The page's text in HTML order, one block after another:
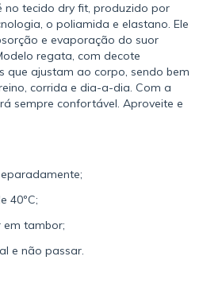
no tecido dry fit, produzido por
o poliamida e elastano. Ele
e evaporação do suor
regata, com decote
que ajustam ao corpo, sendo bem
corrida e dia-a-dia. Com a
sempre confortável. Aproveite e
40ºC;
em tambor;
e não passar.